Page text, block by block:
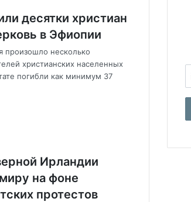
десятки христиан
в Эфиопии
произошло несколько
христианских населенных
погибли как минимум 37
Ирландии
на фоне
протестов